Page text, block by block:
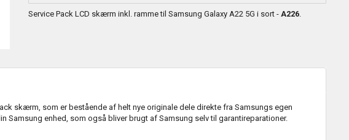
Service Pack LCD skærm inkl. ramme til Samsung Galaxy A22 5G i sort -A226.
skærm, som er bestående af helt nye originale dele direkte fra Samsungs egen
enhed, som også bliver brugt af Samsung selv til garantireparationer.